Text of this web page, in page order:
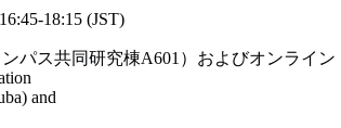
18:15 (JST)
ス共同研究棟A601）およびオンライン
and